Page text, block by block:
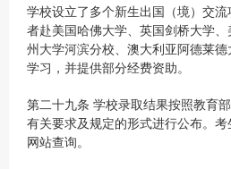
学校设立了多个新生出国（境）交
者赴美国哈佛大学、英国剑桥大学
州大学河滨分校、澳大利亚阿德莱
学习，并提供部分经费资助。
第二十九条 学校录取结果按照教育
有关要求及规定的形式进行公布。
网站查询。